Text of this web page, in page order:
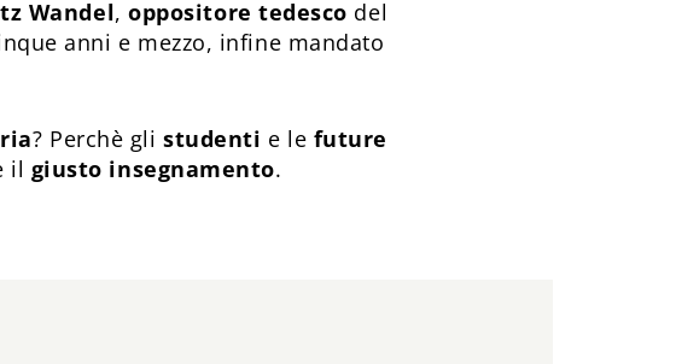
Wandel,oppositore tedesco del
anni e mezzo, infine mandato
? Perchè glistudenti e le future
il giusto insegnamento.